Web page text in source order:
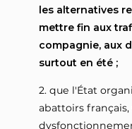
les alternatives
mettre fin aux
compagnie, aux
surtout en été ;
2. que l'État
abattoirs